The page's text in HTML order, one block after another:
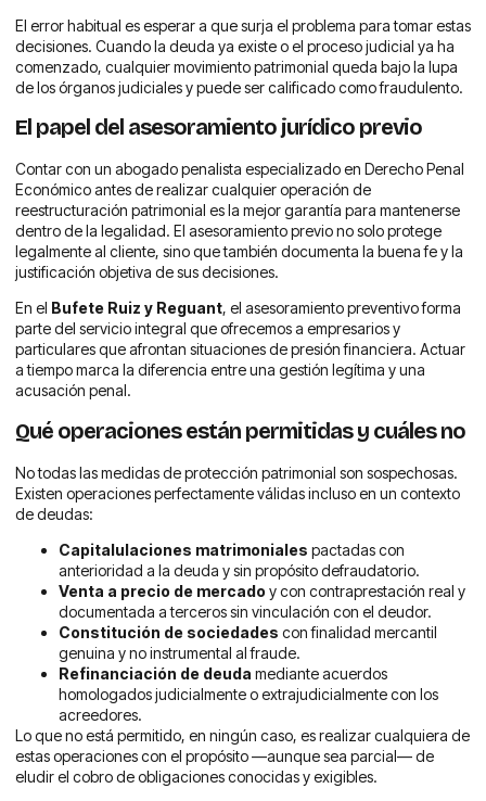
El error habitual es esperar a que surja el problema para tomar estas
decisiones. Cuando la deuda ya existe o el proceso judicial ya ha
comenzado, cualquier movimiento patrimonial queda bajo la lupa
de los órganos judiciales y puede ser calificado como fraudulento.
El papel del asesoramiento jurídico previo
Contar con un abogado penalista especializado en Derecho Penal
Económico antes de realizar cualquier operación de
reestructuración patrimonial es la mejor garantía para mantenerse
dentro de la legalidad. El asesoramiento previo no solo protege
legalmente al cliente, sino que también documenta la buena fe y la
justificación objetiva de sus decisiones.
En el Bufete Ruiz y Reguant, el asesoramiento preventivo forma
parte del servicio integral que ofrecemos a empresarios y
particulares que afrontan situaciones de presión financiera. Actuar
a tiempo marca la diferencia entre una gestión legítima y una
acusación penal.
Qué operaciones están permitidas y cuáles no
No todas las medidas de protección patrimonial son sospechosas.
Existen operaciones perfectamente válidas incluso en un contexto
de deudas:
Capitalulaciones matrimoniales pactadas con
anterioridad a la deuda y sin propósito defraudatorio.
Venta a precio de mercado y con contraprestación real y
documentada a terceros sin vinculación con el deudor.
Constitución de sociedades con finalidad mercantil
genuina y no instrumental al fraude.
Refinanciación de deuda mediante acuerdos
homologados judicialmente o extrajudicialmente con los
acreedores.
Lo que no está permitido, en ningún caso, es realizar cualquiera de
estas operaciones con el propósito —aunque sea parcial— de
eludir el cobro de obligaciones conocidas y exigibles.